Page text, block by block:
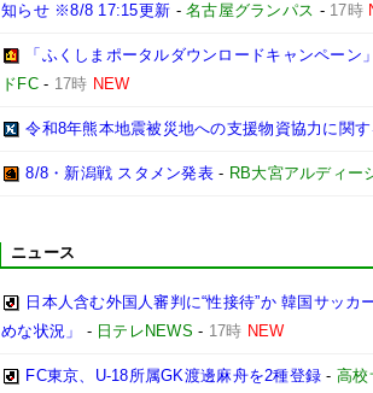
知らせ ※8/8 17:15更新 -名古屋グランパス - 17時
「ふくしまポータルダウンロードキャンペーン
ドFC- 17時 NEW
令和8年熊本地震被災地への支援物資協力に関
8/8・新潟戦 スタメン発表 - RB大宮アルディー
ニュース
日本人含む外国人審判に“性接待”か 韓国サッ
めな状況」
- 日テレNEWS - 17時 NEW
FC東京、U-18所属GK渡邊麻舟を2種登録 - 高校